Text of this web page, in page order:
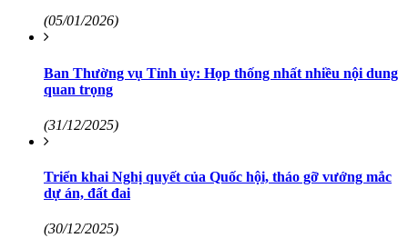
(05/01/2026)
Ban Thường vụ Tỉnh ủy: Họp thống nhất nhiều nội dung
quan trọng
(31/12/2025)
Triển khai Nghị quyết của Quốc hội, tháo gỡ vướng mắc
dự án, đất đai
(30/12/2025)